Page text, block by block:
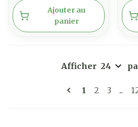
Ajouter au
panier
Pages
Vous lisez
1 Page
2 Page
3 ...
Afficher